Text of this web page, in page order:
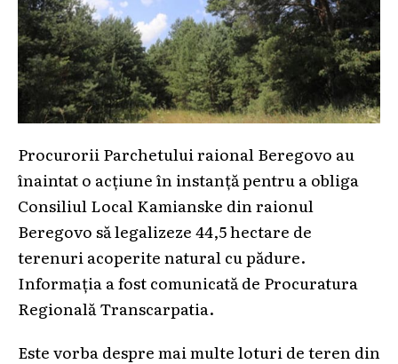
Procurorii Parchetului raional Beregovo au
înaintat o acțiune în instanță pentru a obliga
Consiliul Local Kamianske din raionul
Beregovo să legalizeze 44,5 hectare de
terenuri acoperite natural cu pădure.
Informația a fost comunicată de Procuratura
Regională Transcarpatia.
Este vorba despre mai multe loturi de teren din